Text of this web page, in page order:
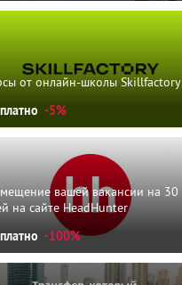
от онлайн-школы Skillfactory
-5%
вашей вакансии на 30
на сайте HeadHunter
-100%